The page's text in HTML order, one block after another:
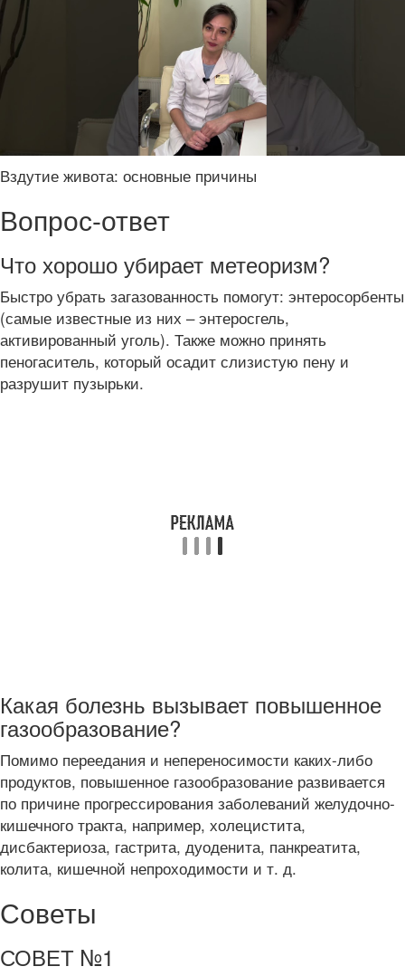
Вздутие живота: основные причины
Вопрос-ответ
Что хорошо убирает метеоризм?
Быстро убрать загазованность помогут: энтеросорбенты
(самые известные из них – энтеросгель,
активированный уголь). Также можно принять
пеногаситель, который осадит слизистую пену и
разрушит пузырьки.
Какая болезнь вызывает повышенное
газообразование?
Помимо переедания и непереносимости каких-либо
продуктов, повышенное газообразование развивается
по причине прогрессирования заболеваний желудочно-
кишечного тракта, например, холецистита,
дисбактериоза, гастрита, дуоденита, панкреатита,
колита, кишечной непроходимости и т. д.
Советы
СОВЕТ №1